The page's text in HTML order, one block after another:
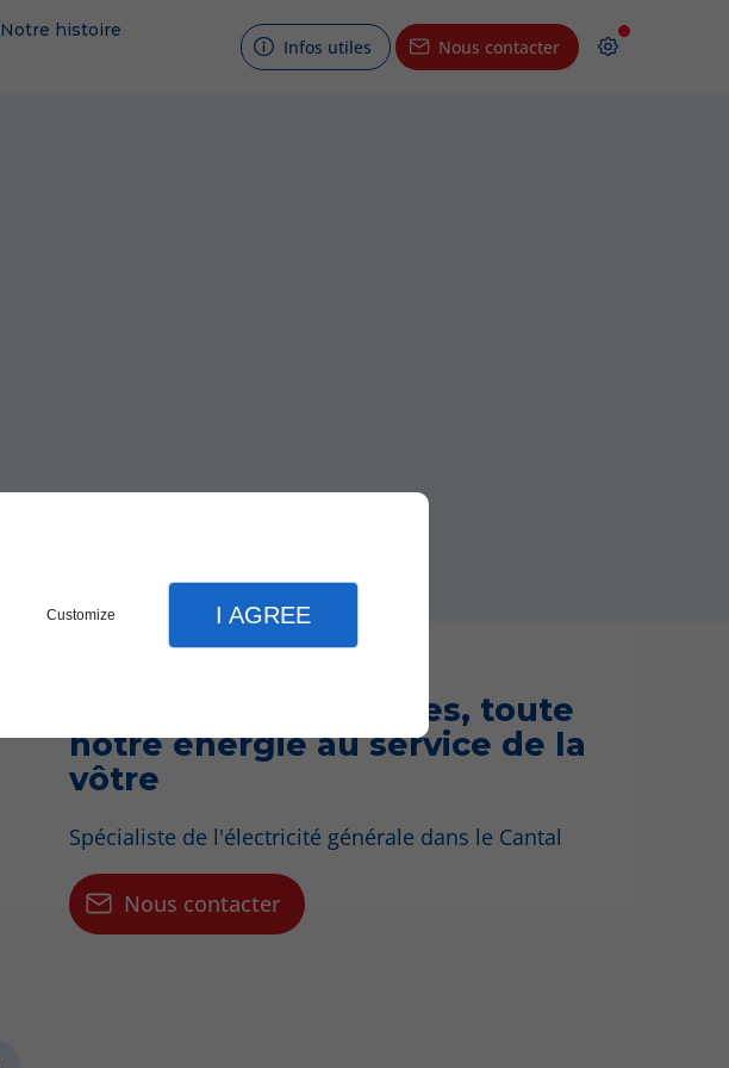
Customize I AGREE
Notre histoire
Infos utiles Nous contacter
L’entreprise Mourgues, toute
notre énergie au service de la
vôtre
Spécialiste de l'électricité générale dans le Cantal
Nous contacter